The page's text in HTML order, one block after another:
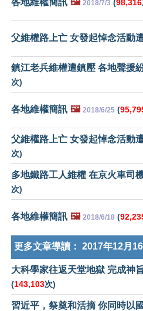
2018/7/3 (98,316
父維權路上亡 女發起悼念活動
鎮江老兵維權遭鎮壓 各地聲援
次)
各地維權簡訊 🖼️ 2018/6/25 (
父維權路上亡 女發起悼念活動
次)
多地鐵路工人維權 在京火車司
次)
各地維權簡訊 🖼️ 2018/6/18 (
更多文章導讀： 2017年12月16
大科學家往返天堂地獄 完成神
(143,103次)
習近平，祭奠和活摘 你同時以